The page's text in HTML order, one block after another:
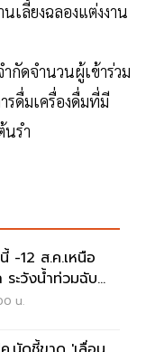
เลี้ยงฉลองแต่งงาน
กัดจำนวนผู้เข้าร่วม
รดื่มเครื่องดื่มที่มี
รำ
-12 ส.ค.เหนือ
ะวังน้ำท่วมฉับ
าก
น.